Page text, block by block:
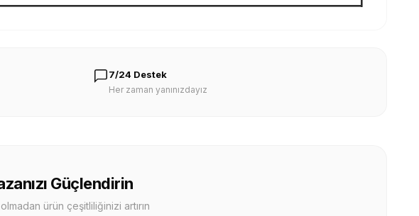
7/24 Destek
Her zaman yanınızdayız
Güçlendirin
ürün çeşitliliğinizi artırın